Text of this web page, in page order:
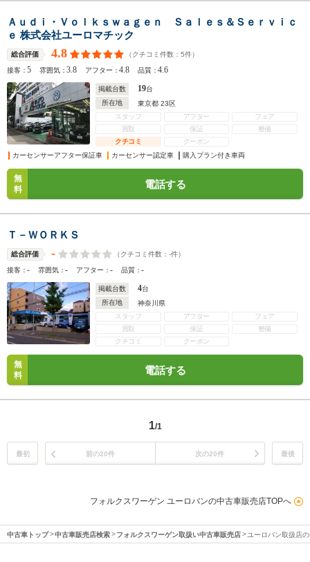
Ａｕｄｉ・Ｖｏｌｋｓｗａｇｅｎ Ｓａｌｅｓ＆Ｓｅｒｖｉｃ
ｅ 株式会社ユーロマチック
総合評価 4.8 （クチコミ件数： 5件）
接客：5 雰囲気：3.8 アフター：4.8 品質：4.6
掲載台数 19台
所在地
東京都 23区
スタッフ
アフター
フェア
買取
保証
整備
クチコミ
クーポン
カーセンサーアフター保証車
カーセンサー認定車 購入プラン付き車両
無
料
電話する
Ｔ－ＷＯＲＫＳ
総合評価 - （クチコミ件数： -件）
接客：- 雰囲気：- アフター：- 品質：-
掲載台数 4台
所在地
神奈川県
スタッフ
アフター
フェア
買取
保証
整備
クチコミ
クーポン
無
料
電話する
1/1
最初 前の20件 次の20件 最後
フォルクスワーゲン ユーロバンの中古車販売店TOPへ
中古車トップ 中古車販売店検索 フォルクスワーゲン取扱い中古車販売店 ユーロバン取扱店